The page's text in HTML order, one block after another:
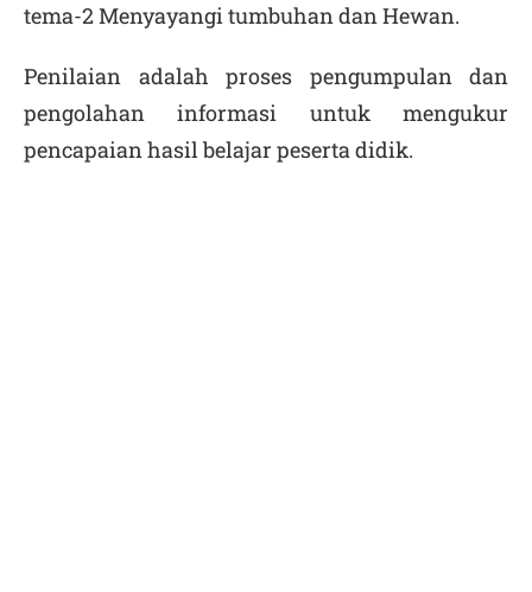
tema-2 Menyayangi tumbuhan dan Hewan.
Penilaian adalah proses pengumpulan dan
pengolahan informasi untuk mengukur
pencapaian hasil belajar peserta didik.